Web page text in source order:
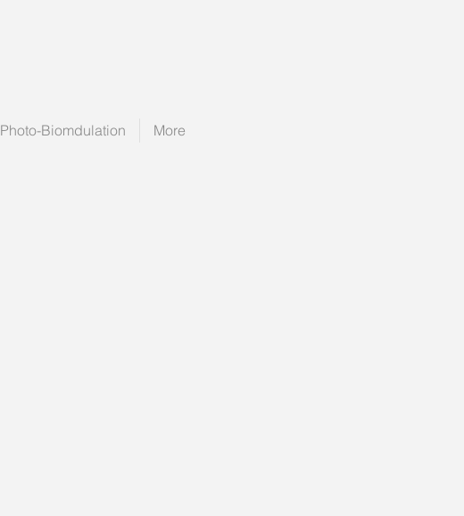
Photo-Biomdulation More